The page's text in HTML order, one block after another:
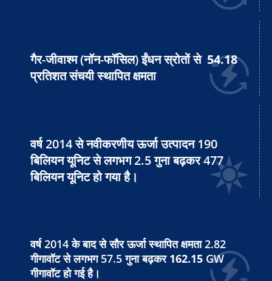
गैर-जीवाश्म (नॉन-फॉसिल) ईंधन स्रोतों से 54.18
प्रतिशत संचयी स्थापित क्षमता
वर्ष 2014 से नवीकरणीय ऊर्जा उत्पादन 190
बिलियन यूनिट से लगभग 2.5 गुना बढ़कर 477
बिलियन यूनिट हो गया है।
वर्ष 2014 के बाद से सौर ऊर्जा स्थापित क्षमता 2.82
गीगावॉट से लगभग 57.5 गुना बढ़कर 162.15 GW
गीगावॉट हो गई है।